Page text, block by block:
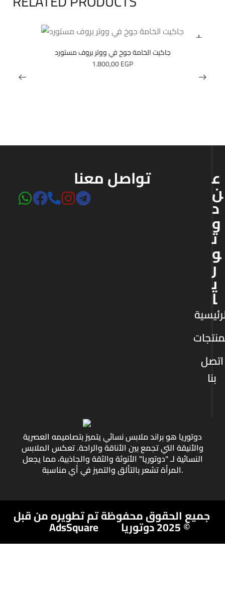
جاكيت الخامة جوخ في ووتر بروف مستورد
1.800,00EGP
تواصل معنا ع
ن
د
و
ت
و
ر
ي
ا
اتصل
بنا
دوتوريا هو براند ملابس نسائي يتميز بتصاميمه العصرية
والأنيقة التي تجمع بين الأناقة والراحة. تعكس الملابس
النسائية لـ "دوتوريا" الأنوثة والثقة والجاذبية، مما يجعل
المرأة تشعر بالتألق والتميز في أي مناسبة.
جميع الحقوق محفوظة
© 2025 دوتوريا
تم تطويره من قبل
AdsSquare